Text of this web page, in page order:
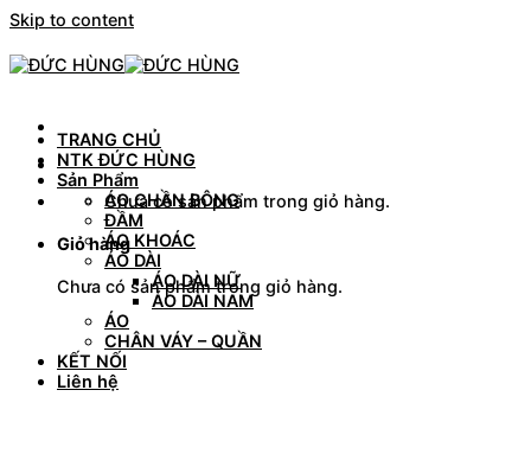
Skip to content
Chưa có sản phẩm trong giỏ hàng.
Giỏ hàng
Chưa có sản phẩm trong giỏ hàng.
TRANG CHỦ
NTK ĐỨC HÙNG
Sản Phẩm
ÁO CHẦN BÔNG
ĐẦM
ÁO KHOÁC
ÁO DÀI
ÁO DÀI NỮ
ÁO DÀI NAM
ÁO
CHÂN VÁY – QUẦN
KẾT NỐI
Liên hệ